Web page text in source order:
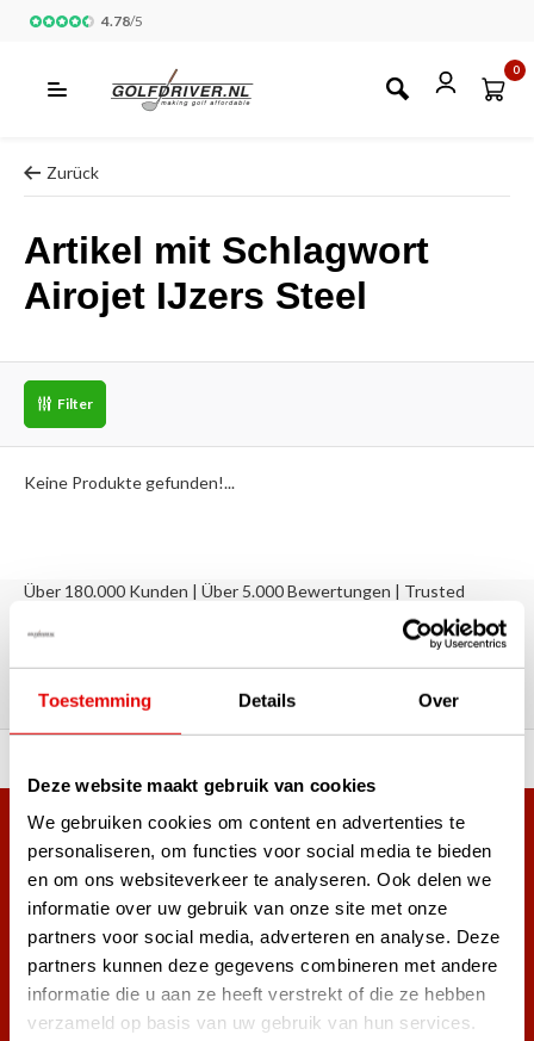
Toestemming Details Over
Deze website maakt gebruik van cookies
We gebruiken cookies om content en advertenties te
personaliseren, om functies voor social media te bieden
en om ons websiteverkeer te analyseren. Ook delen we
informatie over uw gebruik van onze site met onze
partners voor social media, adverteren en analyse. Deze
partners kunnen deze gegevens combineren met andere
informatie die u aan ze heeft verstrekt of die ze hebben
verzameld op basis van uw gebruik van hun services.
4.78/5
0
Zurück
Artikel mit Schlagwort
Airojet IJzers Steel
Filter
Keine Produkte gefunden!...
Über 180.000 Kunden | Über 5.000 Bewertungen | Trusted
Bewertungen: Das sagen unsere
Kunden
Mehr als 38.000 Kunden haben sich bereits
angemeldet.
Melde dich für den Newsletter an und verpasse nie wieder
die besten Golfangebote!